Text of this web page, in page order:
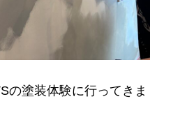
の塗装体験に行ってきま